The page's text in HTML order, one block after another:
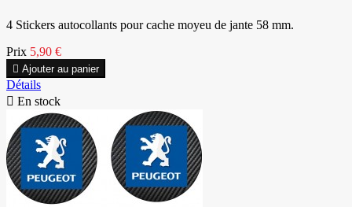
4 Stickers autocollants pour cache moyeu de jante 58 mm.
Prix 5,90 €
 Ajouter au panier
Détails
 En stock